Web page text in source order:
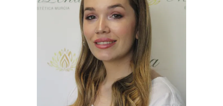
ANDREA MUÑOZ
Esteticista Profesional